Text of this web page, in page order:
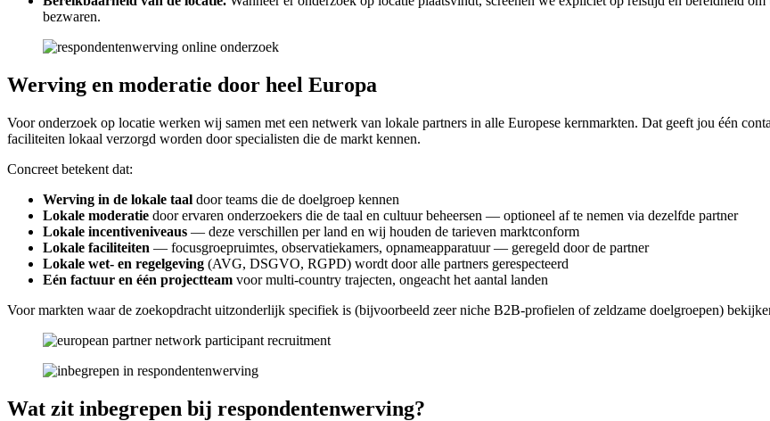
bezwaren.
Werving en moderatie door heel Europa
Voor onderzoek op locatie werken wij samen met een netwerk van lokale partners in alle Europese kernmarkten. Dat geeft jou één
faciliteiten lokaal verzorgd worden door specialisten die de markt kennen.
Concreet betekent dat:
Werving in de lokale taal door teams die de doelgroep kennen
Lokale moderatie door ervaren onderzoekers die de taal en cultuur beheersen — optioneel af te nemen via dezelfde partner
Lokale incentiveniveaus — deze verschillen per land en wij houden de tarieven marktconform
Lokale faciliteiten — focusgroepruimtes, observatiekamers, opnameapparatuur — geregeld door de partner
Lokale wet- en regelgeving (AVG, DSGVO, RGPD) wordt door alle partners gerespecteerd
Eén factuur en één projectteam voor multi-country trajecten, ongeacht het aantal landen
Voor markten waar de zoekopdracht uitzonderlijk specifiek is (bijvoorbeeld zeer niche B2B-profielen of zeldzame doelgroepen)
Wat zit inbegrepen bij respondentenwerving?